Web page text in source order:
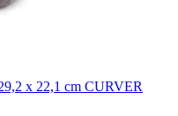
x 22,1 cm CURVER